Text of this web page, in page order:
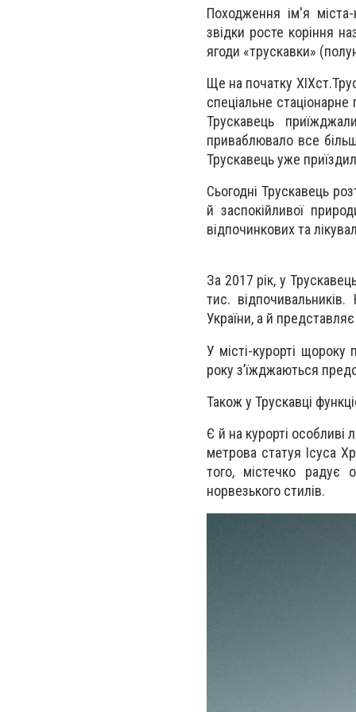
Походження ім'я
звідки росте коріння
ягоди «трускавки»
Ще на початку XIXст.
спеціальне
Трускавець
приваблювало все
Трускавець уже
Сьогодні Трускавець
й заспокійливої
відпочинкових та
За 2017 рік, у
тис.
України, а й
У місті-курорті
року з’їжджаються
Також у Трускавці
Є й на курорті особливі
метрова статуя Ісуса
того, містечко радує
норвезького стилів.